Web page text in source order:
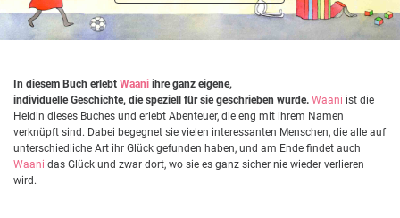
In diesem Buch erlebt Waani ihre ganz eigene,
individuelle Geschichte, die speziell für sie geschrieben wurde. Waani ist die
Heldin dieses Buches und erlebt Abenteuer, die eng mit ihrem Namen
verknüpft sind. Dabei begegnet sie vielen interessanten Menschen, die alle auf
unterschiedliche Art ihr Glück gefunden haben, und am Ende findet auch
Waani das Glück und zwar dort, wo sie es ganz sicher nie wieder verlieren
wird.